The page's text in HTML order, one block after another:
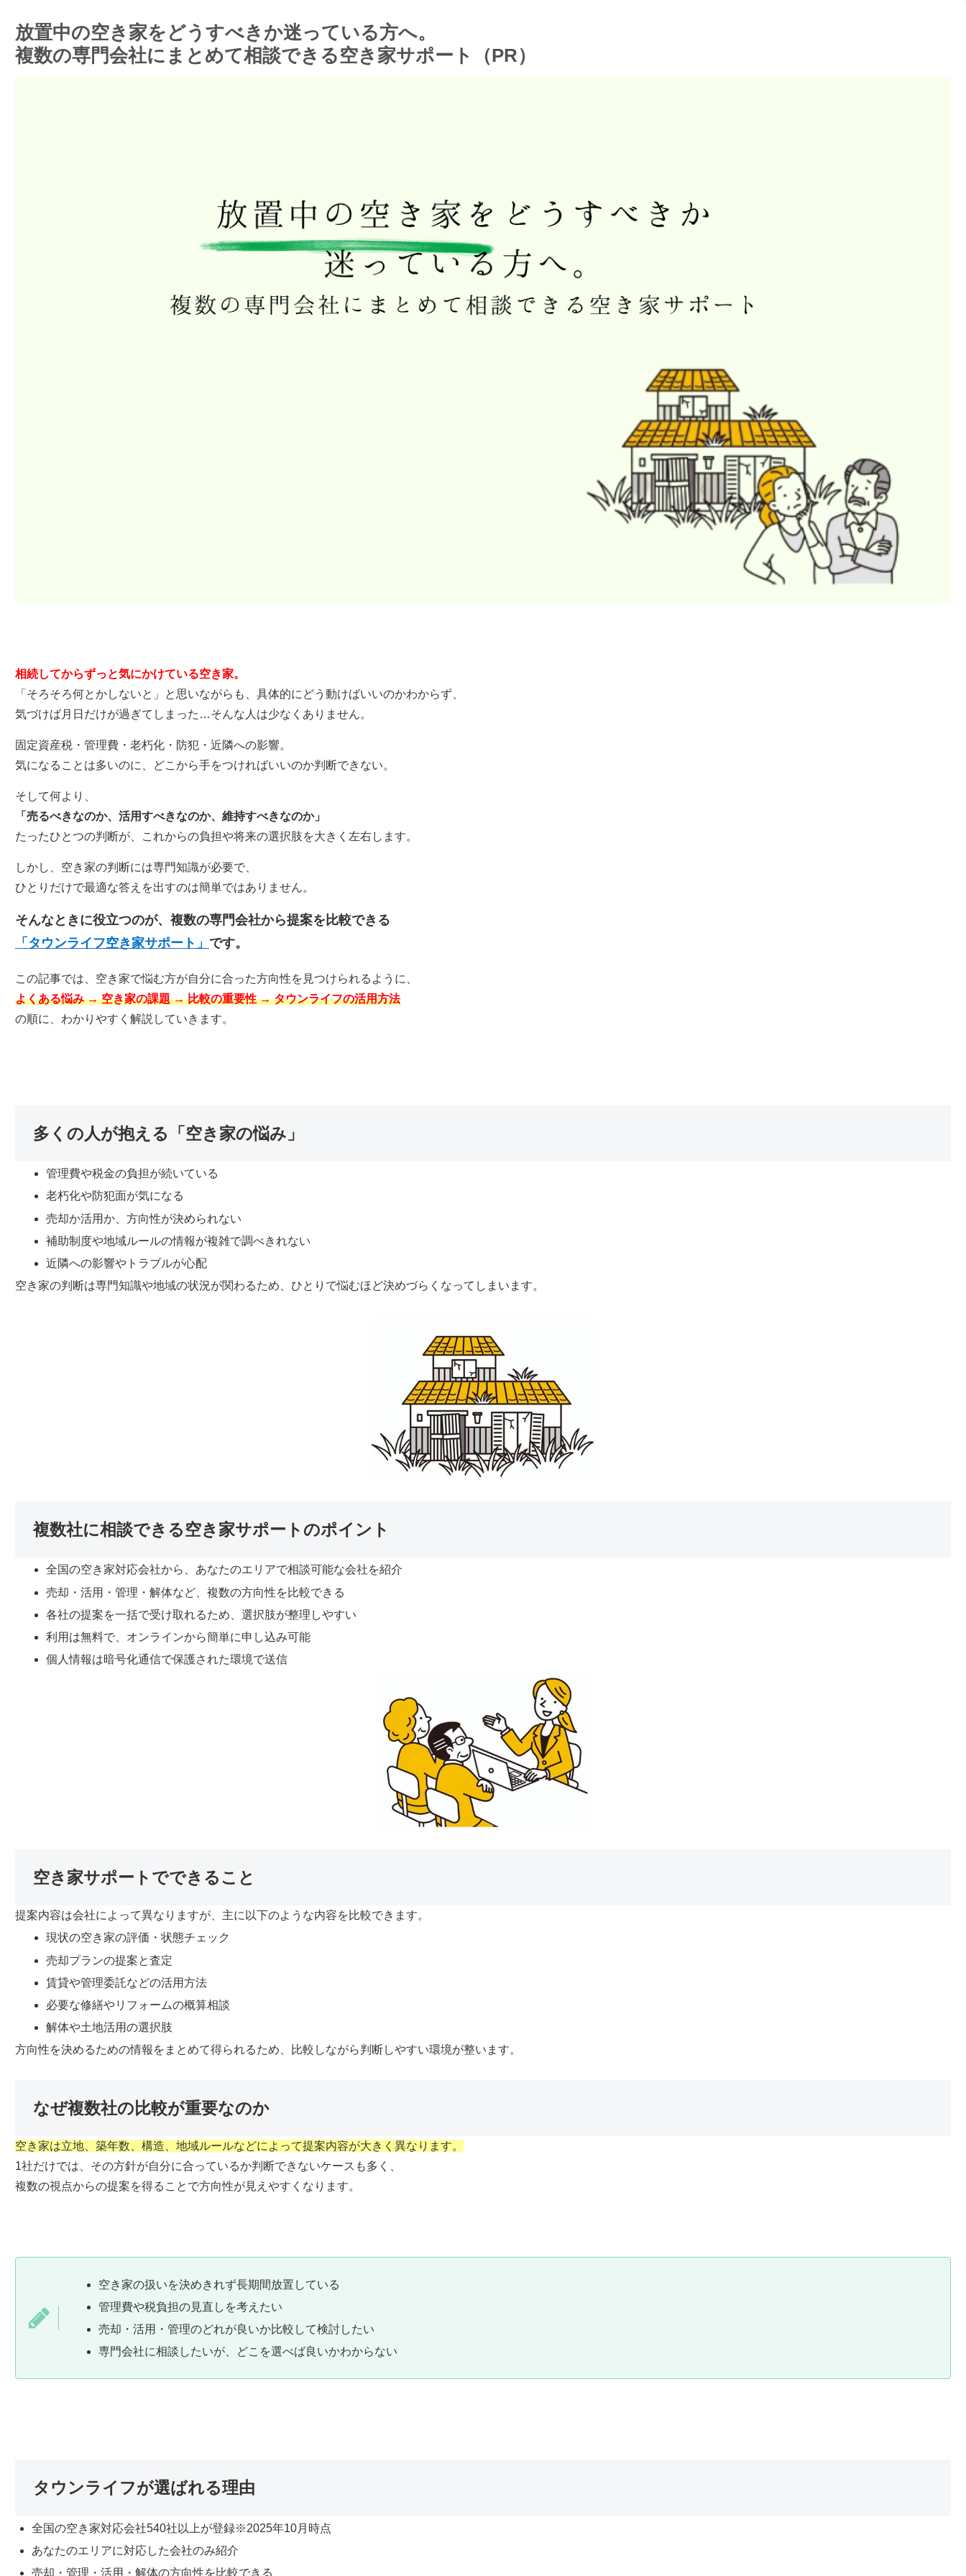
放置中の空き家をどうすべきか迷っている方へ。
複数の専門会社にまとめて相談できる空き家サポート（PR）
相続してからずっと気にかけている空き家。
「そろそろ何とかしないと」と思いながらも、具体的にどう動けばいいのかわからず、
気づけば月日だけが過ぎてしまった…そんな人は少なくありません。
固定資産税・管理費・老朽化・防犯・近隣への影響。
気になることは多いのに、どこから手をつければいいのか判断できない。
そして何より、
「売るべきなのか、活用すべきなのか、維持すべきなのか」
たったひとつの判断が、これからの負担や将来の選択肢を大きく左右します。
しかし、空き家の判断には専門知識が必要で、
ひとりだけで最適な答えを出すのは簡単ではありません。
そんなときに役立つのが、複数の専門会社から提案を比較できる
「タウンライフ空き家サポート」 です。
この記事では、空き家で悩む方が自分に合った方向性を見つけられるように、
よくある悩み → 空き家の課題 → 比較の重要性 → タウンライフの活用方法
の順に、わかりやすく解説していきます。
多くの人が抱える「空き家の悩み」
管理費や税金の負担が続いている
老朽化や防犯面が気になる
売却か活用か、方向性が決められない
補助制度や地域ルールの情報が複雑で調べきれない
近隣への影響やトラブルが心配
空き家の判断は専門知識や地域の状況が関わるため、ひとりで悩むほど決めづらくなってしまいます。
複数社に相談できる空き家サポートのポイント
全国の空き家対応会社から、あなたのエリアで相談可能な会社を紹介
売却・活用・管理・解体など、複数の方向性を比較できる
各社の提案を一括で受け取れるため、選択肢が整理しやすい
利用は無料で、オンラインから簡単に申し込み可能
個人情報は暗号化通信で保護された環境で送信
空き家サポートでできること
提案内容は会社によって異なりますが、主に以下のような内容を比較できます。
現状の空き家の評価・状態チェック
売却プランの提案と査定
賃貸や管理委託などの活用方法
必要な修繕やリフォームの概算相談
解体や土地活用の選択肢
方向性を決めるための情報をまとめて得られるため、比較しながら判断しやすい環境が整います。
なぜ複数社の比較が重要なのか
空き家は立地、築年数、構造、地域ルールなどによって提案内容が大きく異なります。
1社だけでは、その方針が自分に合っているか判断できないケースも多く、
複数の視点からの提案を得ることで方向性が見えやすくなります。
空き家の扱いを決めきれず長期間放置している
管理費や税負担の見直しを考えたい
売却・活用・管理のどれが良いか比較して検討したい
専門会社に相談したいが、どこを選べば良いかわからない
タウンライフが選ばれる理由
全国の空き家対応会社540社以上が登録※2025年10月時点
あなたのエリアに対応した会社のみ紹介
売却・管理・活用・解体の方向性を比較できる